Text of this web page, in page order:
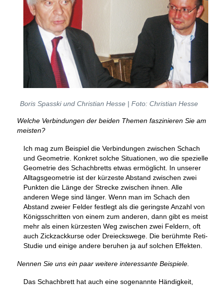
Boris Spasski und Christian Hesse | Foto: Christian Hesse
Welche Verbindungen der beiden Themen faszinieren Sie am
meisten?
Ich mag zum Beispiel die Verbindungen zwischen Schach
und Geometrie. Konkret solche Situationen, wo die spezielle
Geometrie des Schachbretts etwas ermöglicht. In unserer
Alltagsgeometrie ist der kürzeste Abstand zwischen zwei
Punkten die Länge der Strecke zwischen ihnen. Alle
anderen Wege sind länger. Wenn man im Schach den
Abstand zweier Felder festlegt als die geringste Anzahl von
Königsschritten von einem zum anderen, dann gibt es meist
mehr als einen kürzesten Weg zwischen zwei Feldern, oft
auch Zickzackkurse oder Dreieckswege. Die berühmte Reti-
Studie und einige andere beruhen ja auf solchen Effekten.
Nennen Sie uns ein paar weitere interessante Beispiele.
Das Schachbrett hat auch eine sogenannte Händigkeit,